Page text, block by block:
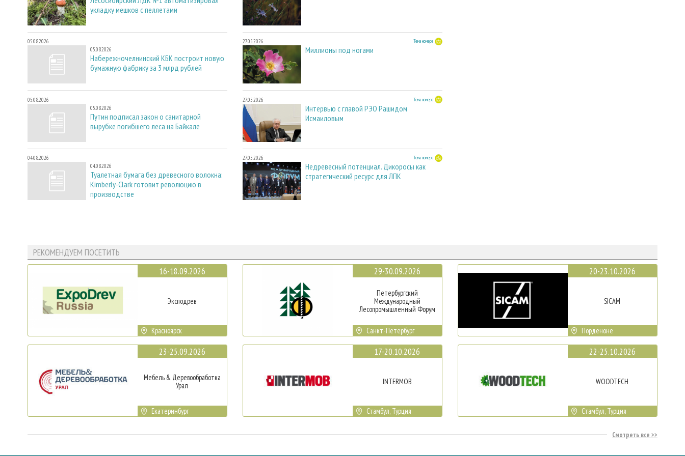
укладку мешков с пеллетами
05.08.2026
05.08.2026
Набережночелнинский КБК построит новую
бумажную фабрику за 3 млрд рублей
05.08.2026
05.08.2026
Путин подписал закон о санитарной
вырубке погибшего леса на Байкале
04.08.2026
04.08.2026
Туалетная бумага без древесного волокна:
Kimberly-Clark готовит революцию в
производстве
27.05.2026 Тема номера
Миллионы под ногами
27.05.2026 Тема номера
Интервью с главой РЭО Рашидом
Исмаиловым
27.05.2026 Тема номера
Недревесный потенциал. Дикоросы как
стратегический ресурс для ЛПК
РЕКОМЕНДУЕМ ПОСЕТИТЬ
16-18.09.2026
Эксподрев
Красноярск
23-25.09.2026
Мебель & Деревообработка
Урал
Екатеринбург
29-30.09.2026
Петербургский
Международный
Лесопромышленный Форум
Санкт-Петербург
17-20.10.2026
INTERMOB
Стамбул, Турция
20-23.10.2026
SICAM
Порденоне
22-25.10.2026
WOODTECH
Стамбул, Турция
Смотреть все